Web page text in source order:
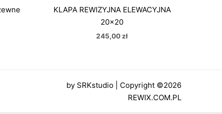
zł
KLAPA REWIZYJNA ELEWACYJNA
20×20
245,00 zł
by SRKstudio | Copyright ©2026
REWIX.COM.PL